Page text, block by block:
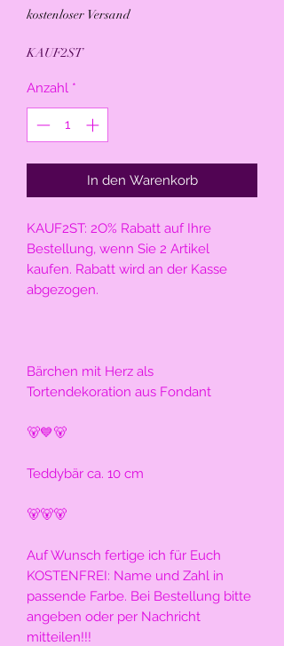
kostenloser Versand
KAUF2ST
Anzahl *
In den Warenkorb
KAUF2ST: 2O% Rabatt auf Ihre
Bestellung, wenn Sie 2 Artikel
kaufen. Rabatt wird an der Kasse
abgezogen.
Bärchen mit Herz als
Tortendekoration aus Fondant
🐻💙🐻
Teddybär ca. 10 cm
🐻🐻🐻
Auf Wunsch fertige ich für Euch
KOSTENFREI: Name und Zahl in
passende Farbe. Bei Bestellung bitte
angeben oder per Nachricht
mitteilen!!!